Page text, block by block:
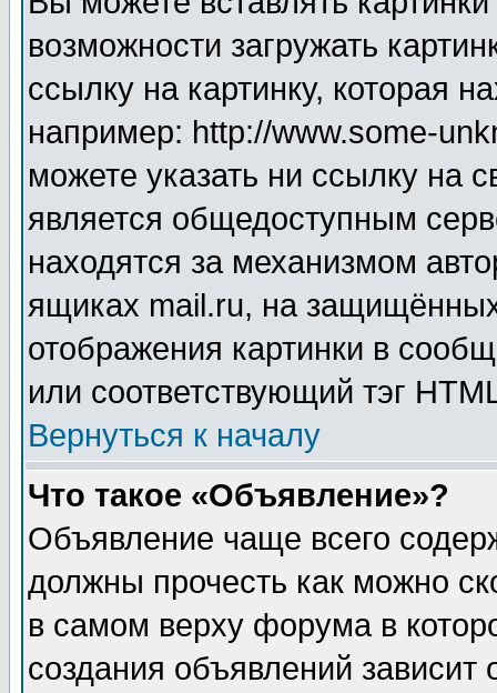
возможности загружать
ссылку на картинку, которая
например: http://www.some-
можете указать ни ссылку на
является общедоступным
находятся за механизмом
ящиках mail.ru, на
отображения картинки в
или соответствующий тэг
Вернуться к началу
Что такое «Объявление»?
Объявление чаще всего
должны прочесть как можно
в самом верху форума в
создания объявлений зависит